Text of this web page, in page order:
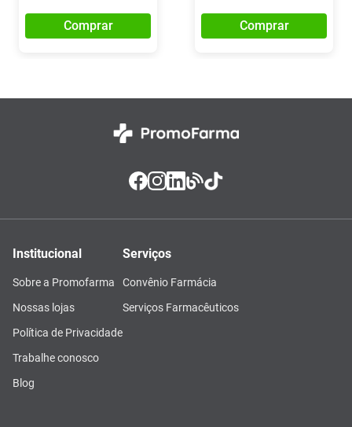
Comprar Comprar
Institucional
Sobre a Promofarma
Nossas lojas
Política de Privacidade
Trabalhe conosco
Blog
Serviços
Convênio Farmácia
Serviços Farmacêuticos